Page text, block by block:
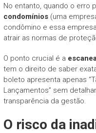
No entanto, quando o erro
condomínios(uma
condômino e essa
atrair as normas de
O ponto crucial é a
tem o direito de saber
boleto apresenta apenas
Lançamentos” sem
transparência da gestão.
O risco da